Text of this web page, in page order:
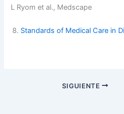
L Ryom et al., Medscape
Standards of Medical Care in
SIGUIENTE